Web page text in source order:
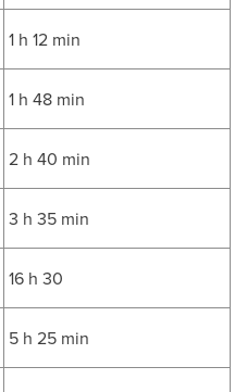
1 h 12 min
1 h 48 min
2 h 40 min
3 h 35 min
16 h 30
5 h 25 min